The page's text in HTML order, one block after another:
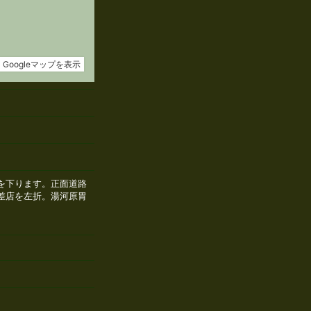
下ります。正面道路
店を左折。湯河原胃